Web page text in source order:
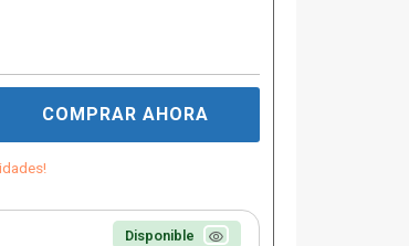
COMPRAR AHORA
Disponible